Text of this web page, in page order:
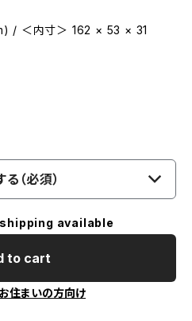
/ ＜内寸＞ 162 × 53 × 31
（必須）
available
to cart
住まいの方向け